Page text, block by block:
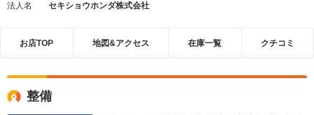
法人名
セキショウホンダ株式会社
お店TOP 地図&アクセス 在庫一覧 クチコミ
整備